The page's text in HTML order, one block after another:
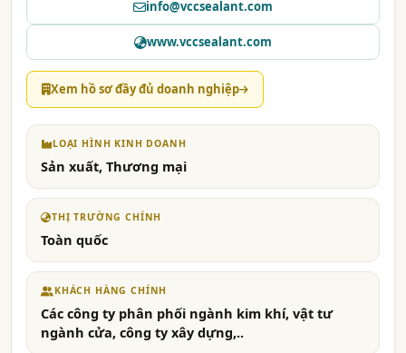
info@vccsealant.com
www.vccsealant.com
Xem hồ sơ đầy đủ doanh nghiệp
LOẠI HÌNH KINH DOANH
Sản xuất, Thương mại
THỊ TRƯỜNG CHÍNH
Toàn quốc
KHÁCH HÀNG CHÍNH
Các công ty phân phối ngành kim khí, vật tư
ngành cửa, công ty xây dựng,..